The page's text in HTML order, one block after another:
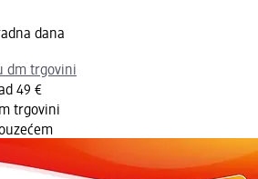
dana
dm trgovini
49 €
trgovini